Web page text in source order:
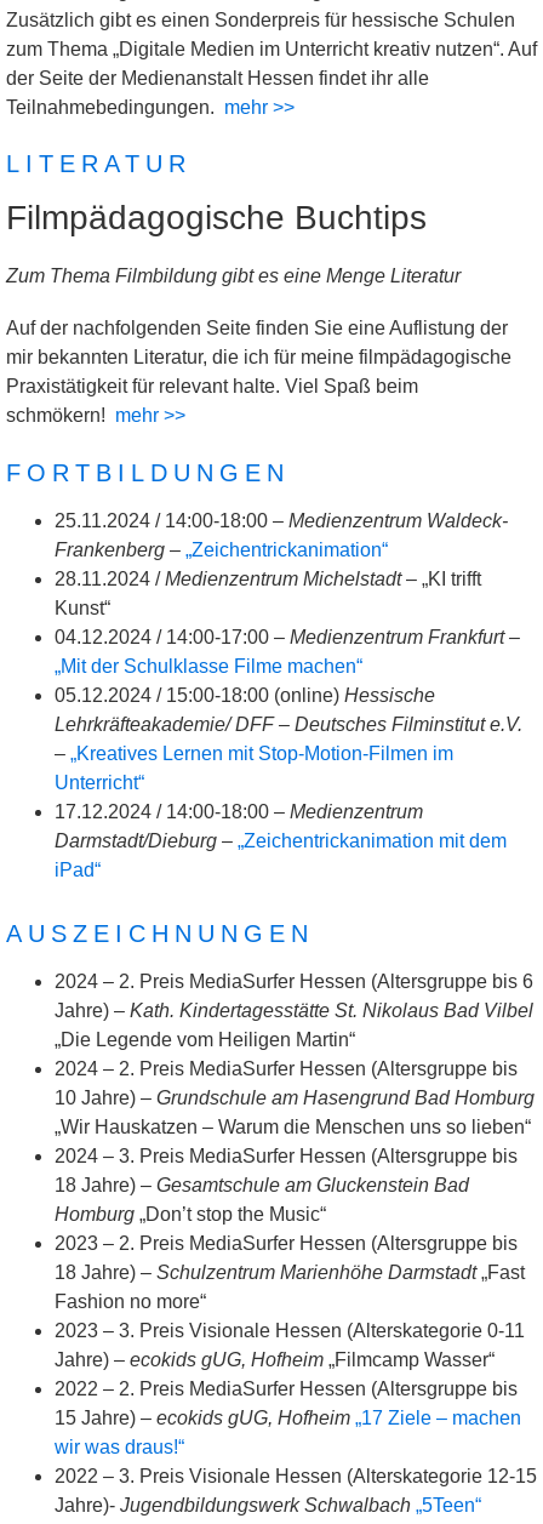
Zusätzlich gibt es einen Sonderpreis für hessische Schulen
zum Thema „Digitale Medien im Unterricht kreativ nutzen“. Auf
der Seite der Medienanstalt Hessen findet ihr alle
Teilnahmebedingungen. mehr >>
LITERATUR
Filmpädagogische Buchtips
Zum Thema Filmbildung gibt es eine Menge Literatur
Auf der nachfolgenden Seite finden Sie eine Auflistung der
mir bekannten Literatur, die ich für meine filmpädagogische
Praxistätigkeit für relevant halte. Viel Spaß beim
schmökern! mehr >>
FORTBILDUNGEN
25.11.2024 / 14:00-18:00 – Medienzentrum Waldeck-
Frankenberg – „Zeichentrickanimation“
28.11.2024 /Medienzentrum Michelstadt– „KI trifft
Kunst“
04.12.2024 / 14:00-17:00 – Medienzentrum Frankfurt –
„Mit der Schulklasse Filme machen“
05.12.2024 / 15:00-18:00 (online) Hessische
Lehrkräfteakademie/ DFF – Deutsches Filminstitut e.V.
– „Kreatives Lernen mit Stop-Motion-Filmen im
Unterricht“
17.12.2024 / 14:00-18:00 – Medienzentrum
Darmstadt/Dieburg – „Zeichentrickanimation mit dem
iPad“
AUSZEICHNUNGEN
2024 – 2. Preis MediaSurfer Hessen (Altersgruppe bis 6
Jahre) – Kath. Kindertagesstätte St. Nikolaus Bad Vilbel
„Die Legende vom Heiligen Martin“
2024 – 2. Preis MediaSurfer Hessen (Altersgruppe bis
10 Jahre) – Grundschule am Hasengrund Bad Homburg
„Wir Hauskatzen – Warum die Menschen uns so lieben“
2024 – 3. Preis MediaSurfer Hessen (Altersgruppe bis
18 Jahre) – Gesamtschule am Gluckenstein Bad
Homburg „Don’t stop the Music“
2023 – 2. Preis MediaSurfer Hessen (Altersgruppe bis
18 Jahre) – Schulzentrum Marienhöhe Darmstadt„Fast
Fashion no more“
2023 – 3. Preis Visionale Hessen (Alterskategorie 0-11
Jahre) – ecokids gUG, Hofheim „Filmcamp Wasser“
2022 – 2. Preis MediaSurfer Hessen (Altersgruppe bis
15 Jahre) – ecokids gUG, Hofheim „17 Ziele – machen
wir was draus!“
2022 – 3. Preis Visionale Hessen (Alterskategorie 12-15
Jahre)- Jugendbildungswerk Schwalbach „5Teen“